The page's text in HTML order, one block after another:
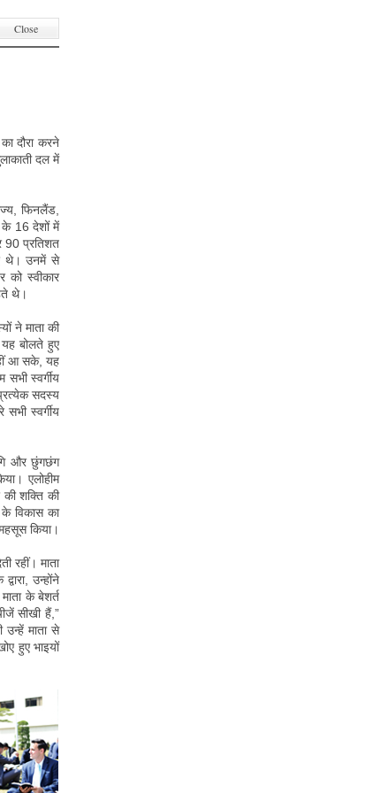
Close
दौरा करने
दल में
फिनलैंड,
के 16 देशों में
90 प्रतिशत
थे। उनमें से
को स्वीकार
थे।
ने माता की
बोलते हुए
आ सके, यह
स्वर्गीय
सदस्य
स्वर्गीय
और छुंगछंग
एलोहीम
शक्ति की
के विकास का
किया।
रहीं। माता
उन्होंने
के बेशर्त
सीखी हैं,”
उन्हें माता से
हुए भाइयों